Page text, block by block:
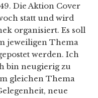
Die Aktion Cover
statt und wird
organisiert. Es soll
jeweiligen Thema
werden. Ich
bin neugierig zu
gleichen Thema
neue